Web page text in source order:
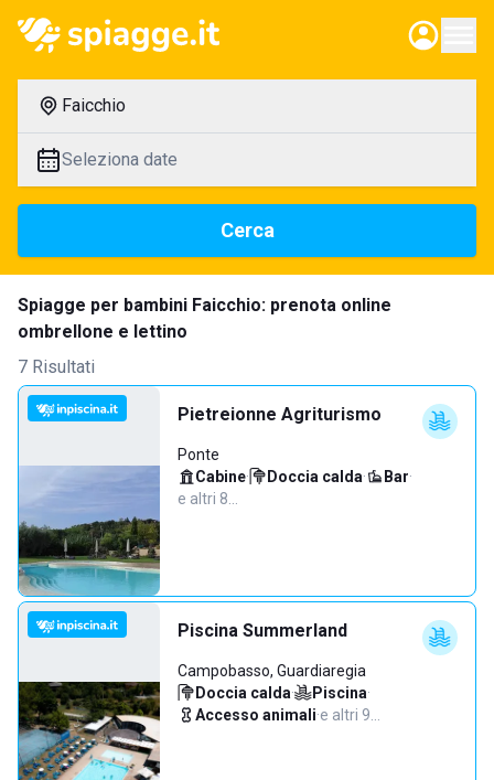
Faicchio
Seleziona date
Cerca
Spiagge per bambini Faicchio: prenota online
ombrellone e lettino
7 Risultati
Pietreionne Agriturismo
Ponte
Cabine· Doccia calda· Bar·
e altri 8…
Piscina Summerland
Campobasso, Guardiaregia
Doccia calda· Piscina·
Accesso animali·e altri 9…